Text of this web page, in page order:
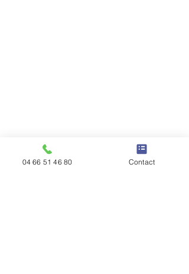
04 66 51 46 80 Contact